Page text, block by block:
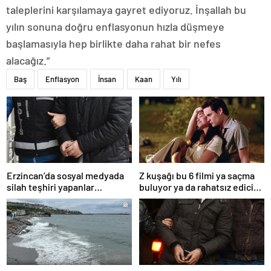
taleplerini karşılamaya gayret ediyoruz. İnşallah bu
yılın sonuna doğru enflasyonun hızla düşmeye
başlamasıyla hep birlikte daha rahat bir nefes
alacağız.”
Baş Enflasyon İnsan Kaan Yılı
Erzincan’da sosyal medyada
silah teşhiri yapanlar
yakalandı
Z kuşağı bu 6 filmi ya saçma
buluyor ya da rahatsız edici
ve toksik!